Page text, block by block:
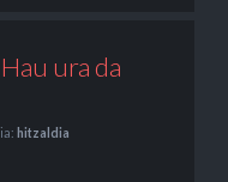
ura da
hitzaldia